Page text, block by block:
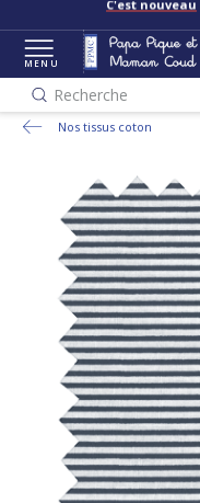
C'est nouveau
MENU
Recherche
Nos tissus coton